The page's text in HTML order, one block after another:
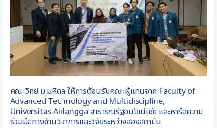
คณะวิทย์ ม.มหิดล ให้การต้อนรับคณะผู้แทนจาก Faculty of
Advanced Technology and Multidiscipline,
Universitas Airlangga สาธารณรัฐอินโดนีเซีย และหารือความ
ร่วมมือทางด้านวิชาการและวิจัยระหว่างสองสถาบัน
แทน
จาก
Faculty
of
Technology
and
Multidiscipline,